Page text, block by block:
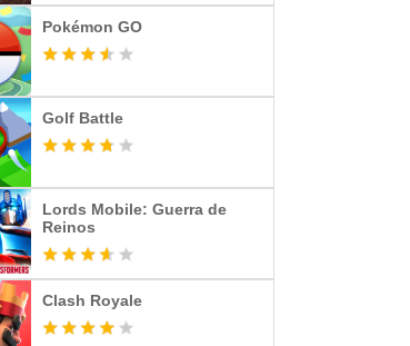
Pokémon GO
Golf Battle
Lords Mobile: Guerra de
Reinos
Clash Royale